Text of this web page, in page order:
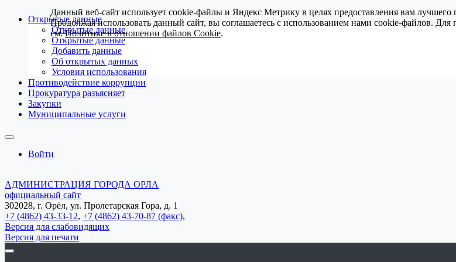
Открытые данные
Открытые данные
Открытые данные
Добавить данные
Об открытых данных
Условия использования
Противодействие коррупции
Прокуратура разъясняет
Закупки
Муниципальные услуги
Войти
АДМИНИСТРАЦИЯ ГОРОДА ОРЛА
официальный сайт
302028, г. Орёл, ул. Пролетарская Гора, д. 1
+7 (4862) 43-33-12, +7 (4862) 43-70-87 (факс),
Версия для слабовидящих
Версия для печати
Данный веб-сайт использует cookie-файлы и Яндекс Метрику в целях предоставления вам лучшего
Продолжая использовать данный сайт, вы соглашаетесь с использованием нами cookie-файлов.
см.Политике в отношении файлов Cookie.